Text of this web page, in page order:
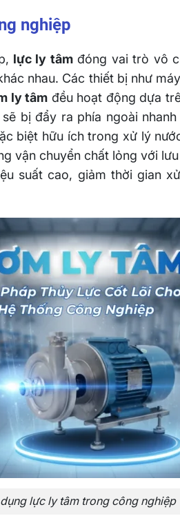
nghiệp
lực ly tâmđóng vai trò vô
nhau. Các thiết bị như
ly tâm đều hoạt động dựa
bị đẩy ra phía ngoài
biệt hữu ích trong xử lý
vận chuyển chất lỏng với
suất cao, giảm thời gian
lực ly tâm trong công nghiệp